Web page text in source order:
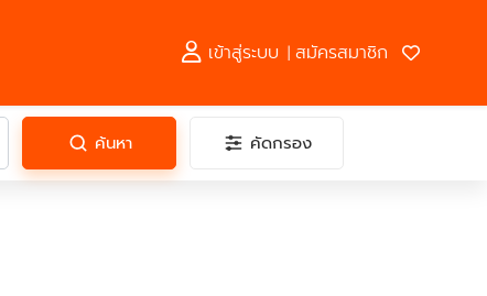
เข้าสู่ระบบ | สมัครสมาชิก
ค้นหา คัดกรอง